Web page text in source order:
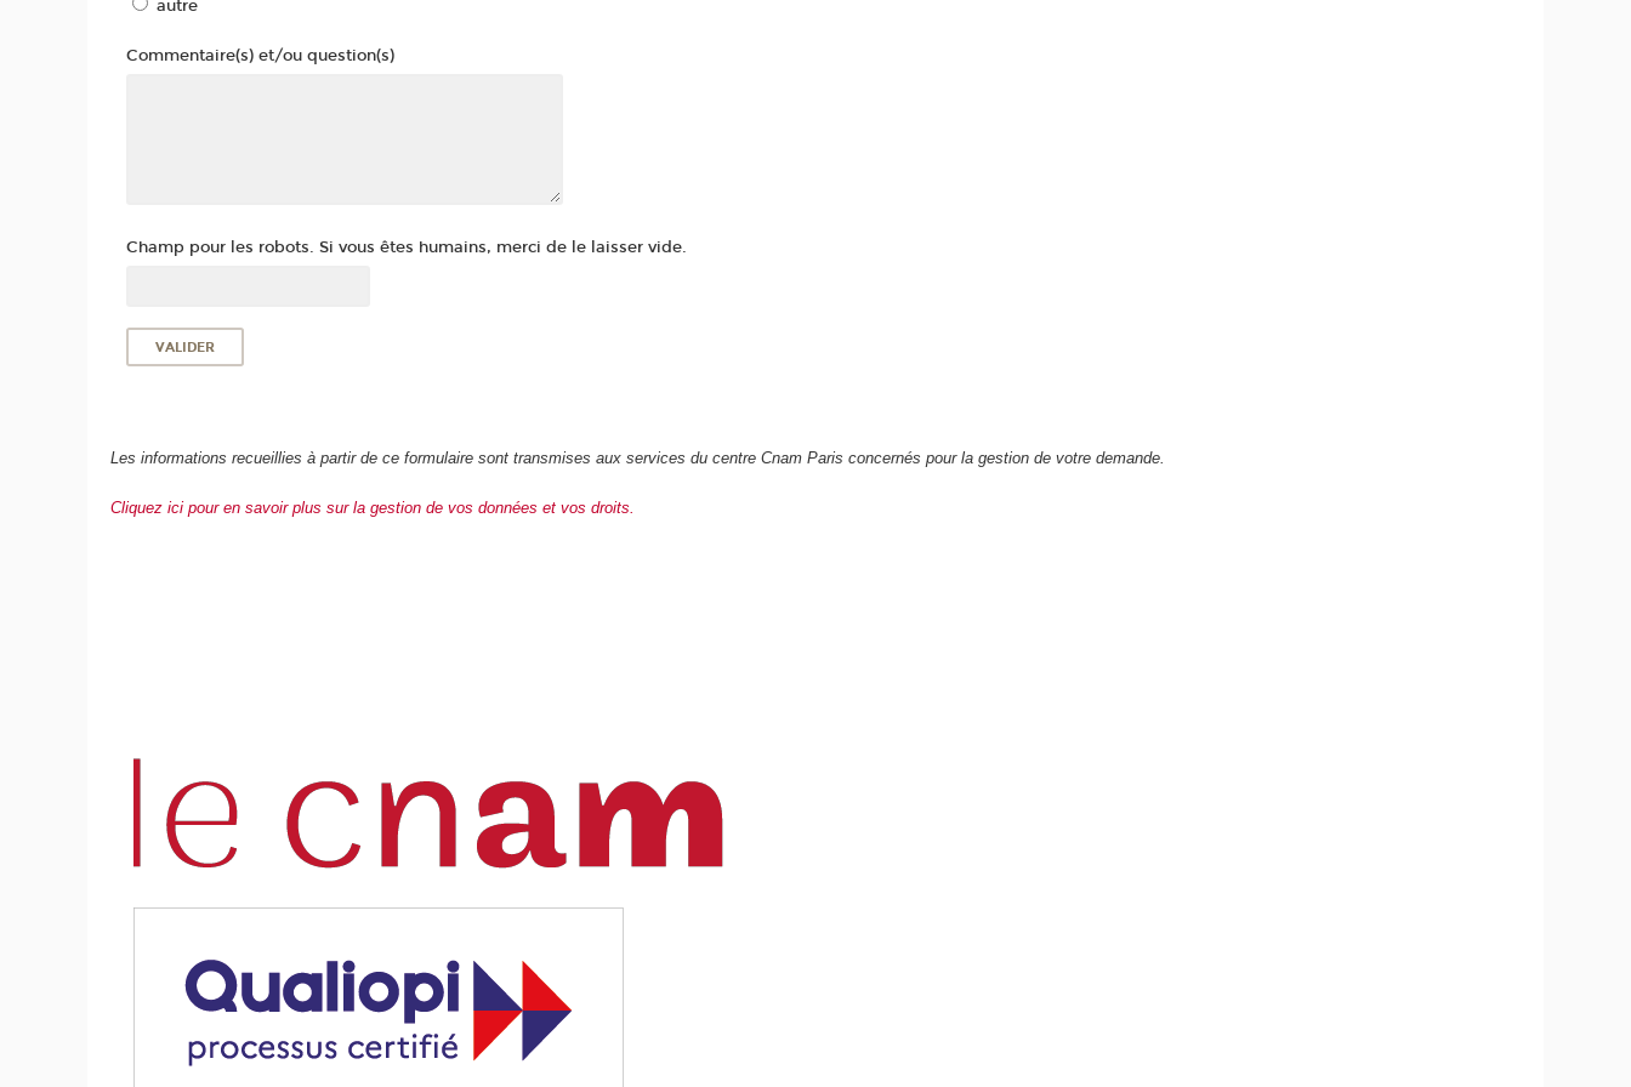
autre
Commentaire(s) et/ou question(s)
Champ pour les robots. Si vous êtes humains, merci de le laisser vide.
Les informations recueillies à partir de ce formulaire sont transmises aux services du centre Cnam Paris concernés pour la gestion de votre demande.
Cliquez ici pour en savoir plus sur la gestion de vos données et vos droits.